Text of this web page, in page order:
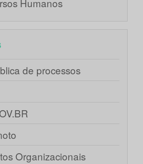
Humanos
de processos
Organizacionais